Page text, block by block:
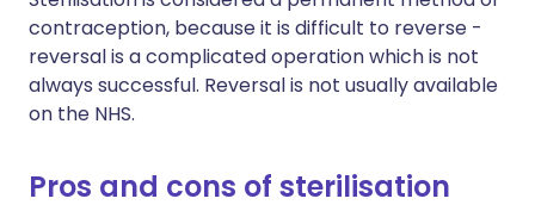
contraception, because it is difficult to reverse -
reversal is a complicated operation which is not
always successful. Reversal is not usually available
on the NHS.
Pros and cons of sterilisation